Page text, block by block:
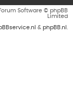
Software © phpBB
Limited
& phpBB.nl .